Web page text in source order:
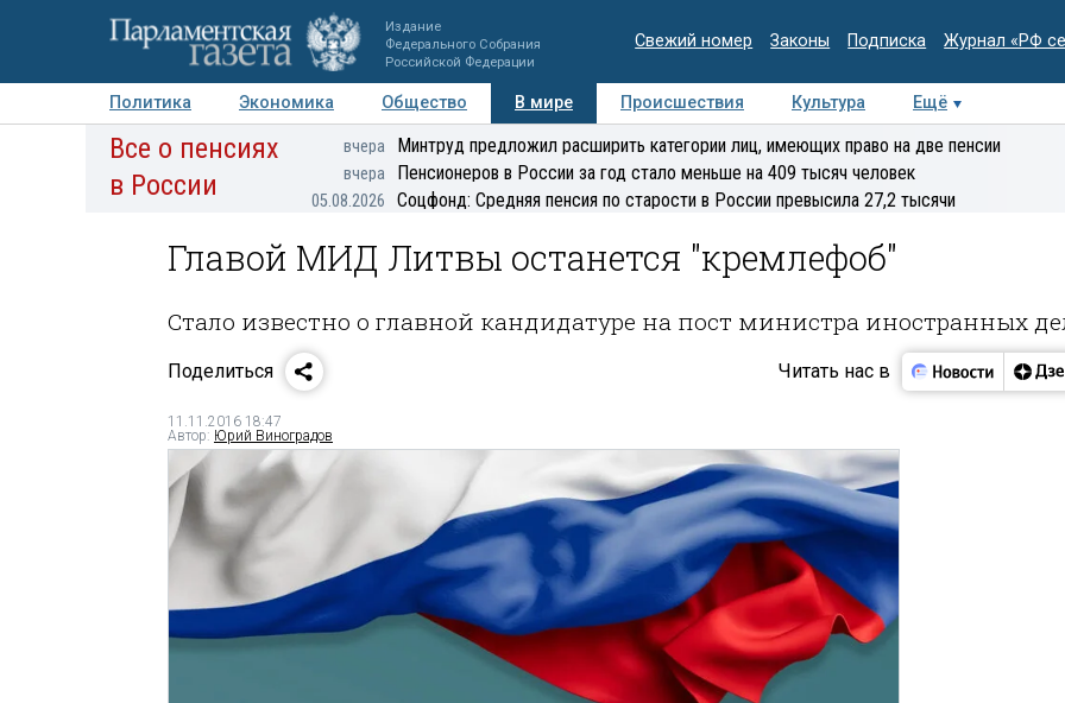
Издание
Федерального Собрания
Российской Федерации
Свежий номер Законы Подписка Журнал «РФ
Политика Экономика Общество В мире Происшествия Культура
Ещё
Авторы Персоны Мнения Регионы Медиацентр Интервью Колумнисты
Все о пенсиях
в России
вчера Минтруд предложил расширить категории лиц, имеющих право на две пенсии
вчера Пенсионеров в России за год стало меньше на 409 тысяч человек
05.08.2026 Соцфонд: Средняя пенсия по старости в России превысила 27,2 тысячи
Главой МИД Литвы останется "кремлефоб"
Стало известно о главной кандидатуре на пост министра иностранных
Поделиться Читать нас в
11.11.2016 18:47
Автор: Юрий Виноградов